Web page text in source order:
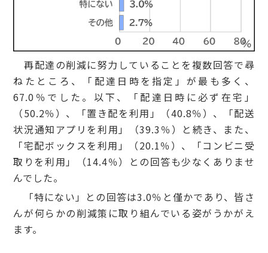
再配達の削減に努力していることを複数回答で尋
ねたところ、「配達日時を指定」が最も多く、
67.0％でした。以下、「配達日時に必ず在宅」
（50.2％）、「置き配を利用」（40.8％）、「配送
状況通知アプリを利用」（39.3％）と続き、また、
「宅配ボックスを利用」（20.1％）、「コンビニ受
取りを利用」（14.4％）との回答も少なくありませ
んでした。
「特にない」との回答は3.0％と僅かであり、皆さ
んが何らかの削減策に取り組んでいる姿がうかがえ
ます。